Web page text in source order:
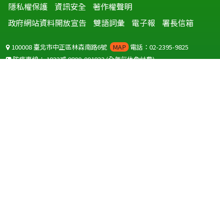
隱私權保護 資訊安全 著作權聲明
政府網站資料開放宣告
雙語詞彙 電子報 署長信箱
100008 臺北市中正區林森南路6號 MAP 電話：02-2395-9825
防疫專線：1922或0800-001922(全年無休免付費)